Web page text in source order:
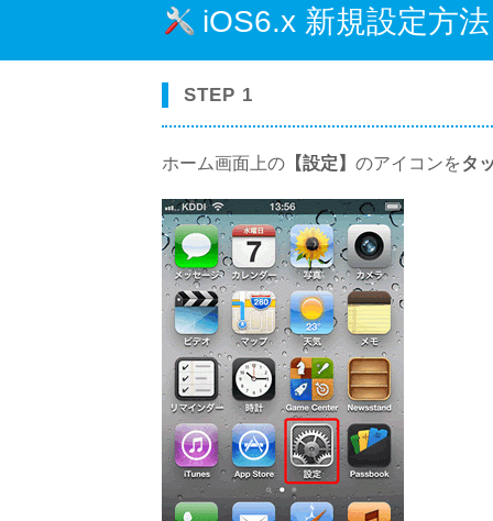
iOS6.x 新規設定方法
STEP 1
ホーム画面上の 【設定】 のアイコンを タ